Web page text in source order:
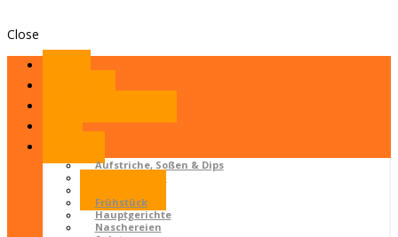
Close
Aufstriche, Soßen & Dips
Frühstück
Hauptgerichte
Naschereien